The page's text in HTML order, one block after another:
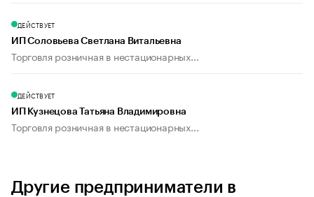
ДЕЙСТВУЕТ
ИП Соловьева Светлана Витальевна
Торговля розничная в нестационарных...
ДЕЙСТВУЕТ
ИП Кузнецова Татьяна Владимировна
Торговля розничная в нестационарных...
Другие предприниматели в